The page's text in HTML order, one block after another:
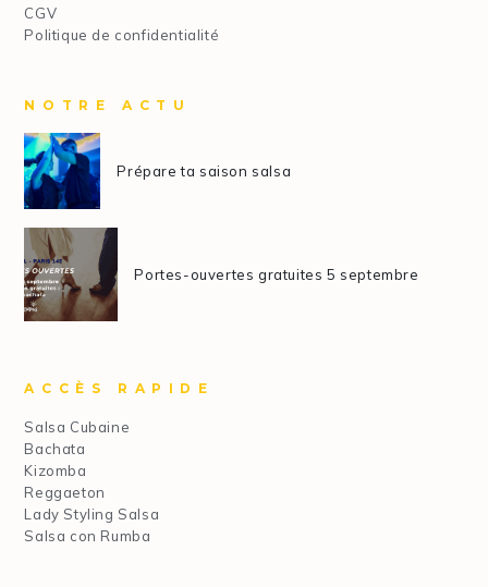
CGV
Politique de confidentialité
NOTRE ACTU
Prépare ta saison salsa
Portes-ouvertes gratuites 5 septembre
ACCÈS RAPIDE
Salsa Cubaine
Bachata
Kizomba
Reggaeton
Lady Styling Salsa
Salsa con Rumba